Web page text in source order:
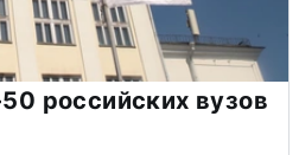
российских вузов